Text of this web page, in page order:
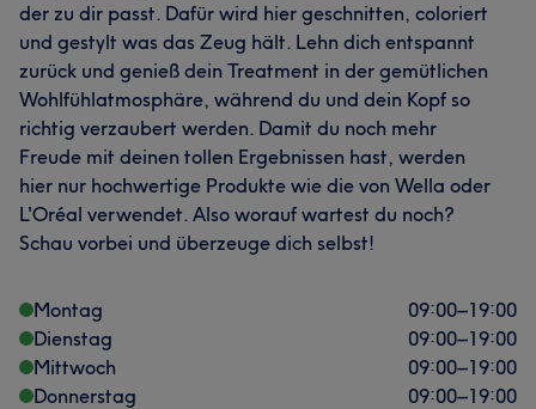
der zu dir passt. Dafür wird hier geschnitten, coloriert
und gestylt was das Zeug hält. Lehn dich entspannt
zurück und genieß dein Treatment in der gemütlichen
Wohlfühlatmosphäre, während du und dein Kopf so
richtig verzaubert werden. Damit du noch mehr
Freude mit deinen tollen Ergebnissen hast, werden
hier nur hochwertige Produkte wie die von Wella oder
L'Oréal verwendet. Also worauf wartest du noch?
Schau vorbei und überzeuge dich selbst!
Montag 09:00–19:00
Dienstag
09:00–19:00
Mittwoch
09:00–19:00
Donnerstag
09:00–19:00